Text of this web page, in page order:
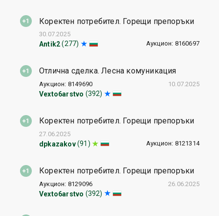
Коректен потребител. Горещи препоръки
Antik2 (277) Аукцион: 8160697
30.07.2025
Отлична сделка. Лесна комуникация
Vexto6arstvo (392)
Аукцион: 8149690 10.07.2025
Коректен потребител. Горещи препоръки
dpkazakov (91) Аукцион: 8121314
27.06.2025
Коректен потребител. Горещи препоръки
Vexto6arstvo (392)
Аукцион: 8129096 26.06.2025